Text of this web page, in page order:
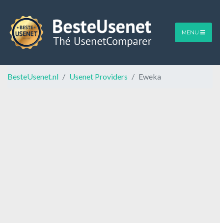
MENU
BesteUsenet.nl Usenet Providers Eweka